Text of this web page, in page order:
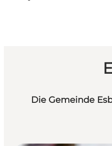
Die Gemeinde